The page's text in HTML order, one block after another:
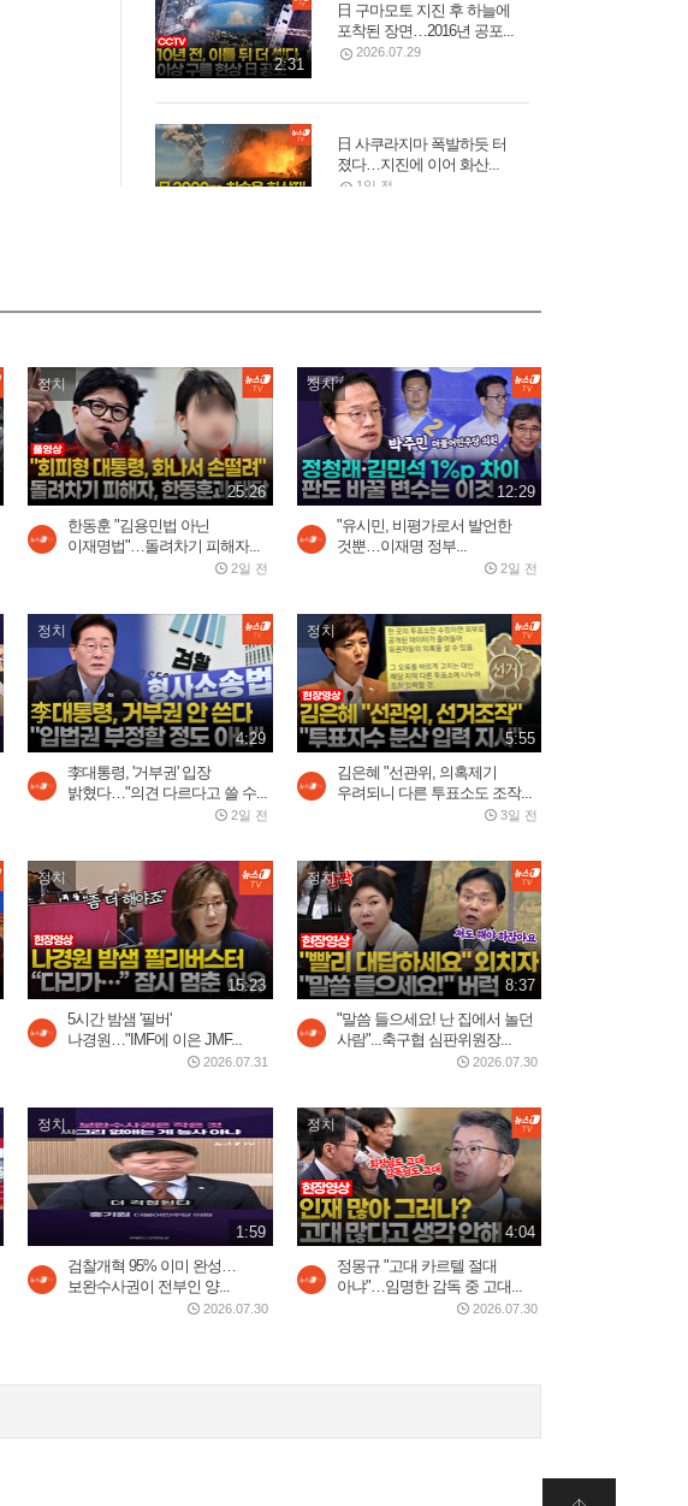
2:31
日 구마모토 지진 후 하늘에
포착된 장면…2016년 공포...
2026.07.29
日 사쿠라지마 폭발하듯 터
졌다…지진에 이어 화산...
1일 전
2:43
12개 대형산불 동시 발생…
美 워싱턴, 집 버리고 탈출...
2026.08.02
모스크바 중심부 폭탄 폭발,
러시아 우주군 총 사령관...
2:16
김선태, 리센느 원이 '무섭노'
재소환했다가 역풍 제대로...
2026.07.30
3:03
푸틴 별장 코앞 휴양지에 드
2:59
바다로 풍덩 철조망 뚫고...수
천 명 모로코인 탈출 현장
2026.07.31
2:20
2026.07.30
15:23
5시간 밤샘 '필버' 나경
원…"IMF에 이은 JMF...
2026.07.30
정치
25:26
한동훈 "김용민법 아닌
이재명법"…돌려차기 피해자...
2일 전
정치
12:29
"유시민, 비평가로서 발언한
것뿐…이재명 정부...
2일 전
정치
4:29
李대통령, '거부권' 입장
밝혔다…"의견 다르다고 쓸 수...
2일 전
정치
5:55
김은혜 "선관위, 의혹제기
우려되니 다른 투표소도 조작...
3일 전
정치
15:23
5시간 밤샘 '필버'
나경원…"IMF에 이은 JMF...
2026.07.31
정치
8:37
"말씀 들으세요! 난 집에서 놀던
사람"...축구협 심판위원장...
2026.07.30
정치
1:59
검찰개혁 95% 이미 완성…
보완수사권이 전부인 양...
2026.07.30
정치
4:04
정몽규 "고대 카르텔 절대
아냐"…임명한 감독 중 고대...
2026.07.30